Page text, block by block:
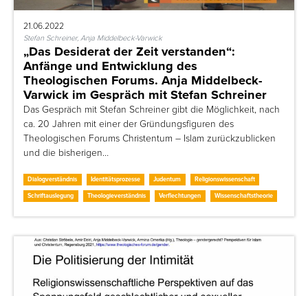
21.06.2022
Stefan Schreiner, Anja Middelbeck-Varwick
„Das Desiderat der Zeit verstanden“:
Anfänge und Entwicklung des
Theologischen Forums. Anja Middelbeck-
Varwick im Gespräch mit Stefan Schreiner
Das Gespräch mit Stefan Schreiner gibt die Möglichkeit, nach
ca. 20 Jahren mit einer der Gründungsfiguren des
Theologischen Forums Christentum – Islam zurückzublicken
und die bisherigen…
Dialogverständnis Identitätsprozesse Judentum
Religionswissenschaft
Schriftauslegung
Theologieverständnis Verflechtungen Wissenschaftstheorie